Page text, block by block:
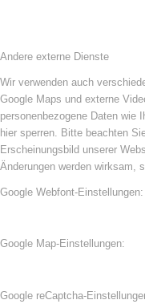
Andere externe Dienste
Wir verwenden auch
Google Maps und externe
personenbezogene Daten wie
hier sperren. Bitte beachten
Erscheinungsbild unserer
Änderungen werden wirksam,
Google Webfont-Einstellungen:
Google Map-Einstellungen:
Google reCaptcha-